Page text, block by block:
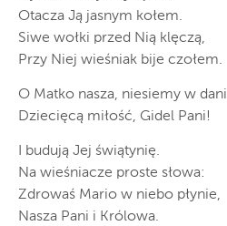
Otacza Ją jasnym kołem.
Siwe wołki przed Nią klęczą,
Przy Niej wieśniak bije czołem.
O Matko nasza, niesiemy w dani
Dziecięcą miłość, Gidel Pani!
I budują Jej świątynię.
Na wieśniacze proste słowa:
Zdrowaś Mario w niebo płynie,
Nasza Pani i Królowa.